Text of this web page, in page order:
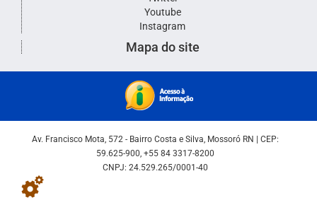
Youtube
Instagram
Mapa do site
Av. Francisco Mota, 572 - Bairro Costa e Silva, Mossoró RN | CEP:
59.625-900, +55 84 3317-8200
CNPJ: 24.529.265/0001-40